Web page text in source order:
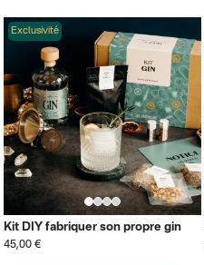
Exclusivité
Kit DIY fabriquer son propre gin
45,00 €